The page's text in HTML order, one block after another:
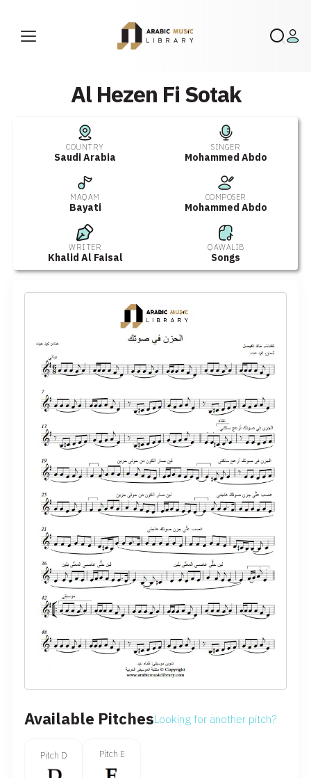
Al Hezen Fi Sotak
COUNTRY
Saudi Arabia
SINGER
Mohammed Abdo
MAQAM
Bayati
COMPOSER
Mohammed Abdo
WRITER
Khalid Al Faisal
QAWALIB
Songs
Available PitchesLooking for another pitch?
Pitch D Pitch E